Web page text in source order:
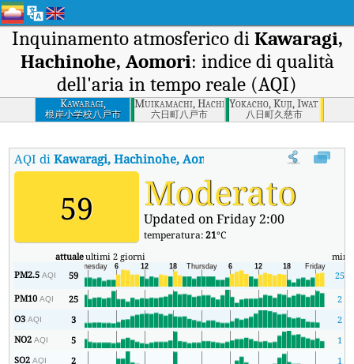
Inquinamento atmosferico di Kawaragi,
Hachinohe, Aomori: indice di qualità
dell'aria in tempo reale (AQI)
Kawaragi,
Hachinohe, Aomori
根岸小学校八戸市
Muikamachi, Hachinohe, Aomori
六日町八戸市
Yokacho, Kuji, Iwate
八日町久慈市
AQI diKawaragi, Hachinohe, Aomori Indice di qualità dell'aria
59 Moderato
Updated on Friday 2:00
temperatura:21°C
attualeultimi 2 giorni min
PM2.5AQI 59
25
PM10AQI 25
2
O3AQI 3
2
NO2AQI 5
1
SO2AQI 2
1